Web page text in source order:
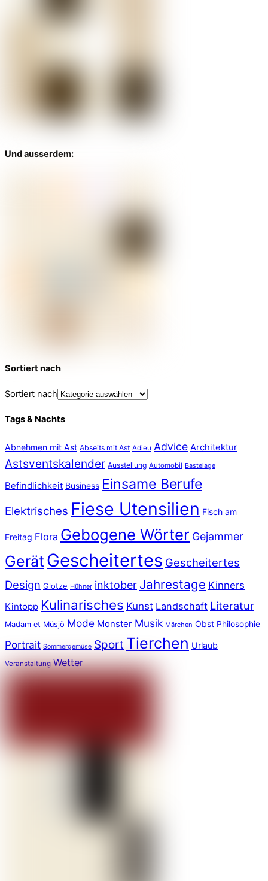
Und ausserdem:
Sortiert nach
Sortiert nach
Tags & Nachts
Abnehmen mit Ast Abseits mit Ast Adieu Advice Architektur
Astsventskalender Ausstellung Automobil Bastelage
Befindlichkeit Business Einsame Berufe
Elektrisches Fiese Utensilien Fisch am
Freitag Flora Gebogene Wörter Gejammer
Gerät Gescheitertes Gescheitertes
Design Glotze Hühner inktober Jahrestage Kinners
Kintopp Kulinarisches Kunst Landschaft Literatur
Madam et Müsjö Mode Monster Musik Märchen Obst Philosophie
Portrait Sommergemüse Sport Tierchen Urlaub
Veranstaltung Wetter